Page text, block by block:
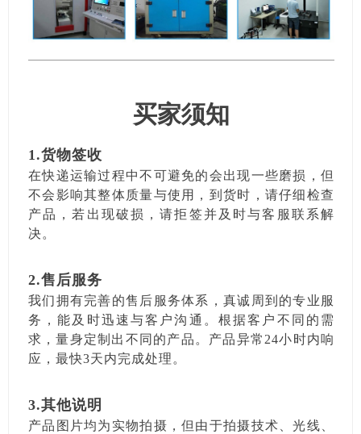
买家须知
1.货物签收
在快递运输过程中不可避免的会出现一些磨损，但
不会影响其整体质量与使用，到货时，请仔细检查
产品，若出现破损，请拒签并及时与客服联系解
决。
2.售后服务
我们拥有完善的售后服务体系，真诚周到的专业服
务，能及时迅速与客户沟通。根据客户不同的需
求，量身定制出不同的产品。产品异常24小时内响
应，最快3天内完成处理。
3.其他说明
产品图片均为实物拍摄，但由于拍摄技术、光线、